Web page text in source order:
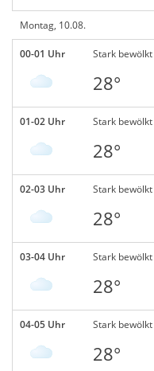
Montag, 10.08.
00-01 Uhr Stark bewölkt
28°
01-02 Uhr Stark bewölkt
28°
02-03 Uhr Stark bewölkt
28°
03-04 Uhr Stark bewölkt
28°
04-05 Uhr Stark bewölkt
28°